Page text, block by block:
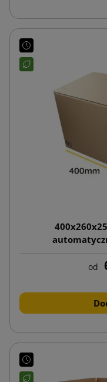
od